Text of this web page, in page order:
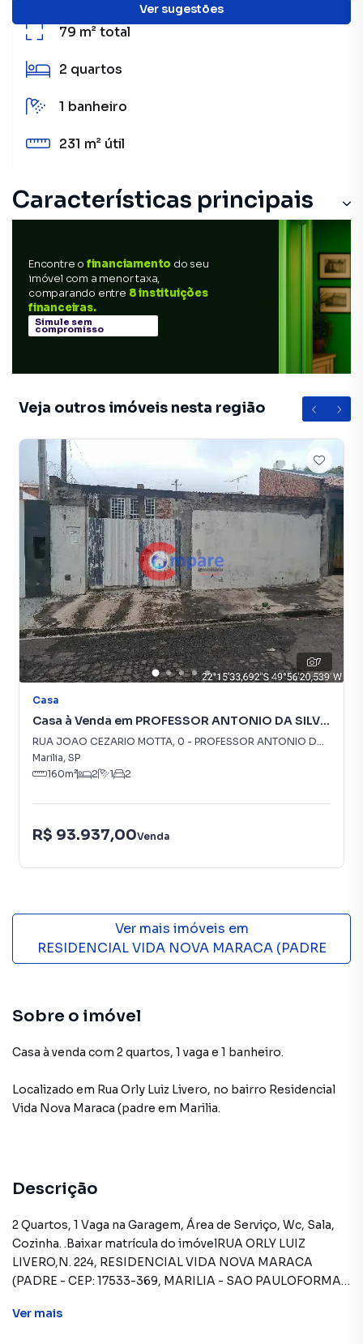
Ver sugestões
79 m²total
2 quartos
1 banheiro
231 m² útil
Características principais
Encontre o financiamento do seu
imóvel com a menor taxa,
comparando entre 8 instituições
financeiras.
Simule sem
compromisso
Veja outros imóveis nesta região
7
Casa
Casa à Venda em PROFESSOR ANTONIO DA SILVA
PENTEADO
RUA JOAO CEZARIO MOTTA, 0 - PROFESSOR ANTONIO DA SILVA PENTEADO
Marilia, SP
160m² 2 1 2
R$ 93.937,00Venda
Ver mais imóveis em
RESIDENCIAL VIDA NOVA MARACA (PADRE
Sobre o imóvel
Casa à venda com 2 quartos, 1 vaga e 1 banheiro.
Localizado em Rua Orly Luiz Livero, no bairro Residencial
Vida Nova Maraca (padre em Marilia.
Descrição
2 Quartos, 1 Vaga na Garagem, Área de Serviço, Wc, Sala,
Cozinha. .Baixar matrícula do imóvelRUA ORLY LUIZ
LIVERO,N. 224, RESIDENCIAL VIDA NOVA MARACA
(PADRE - CEP: 17533-369, MARILIA - SAO PAULOFORMAS
utilização de FGTS. Consulte condições e
Ver mais